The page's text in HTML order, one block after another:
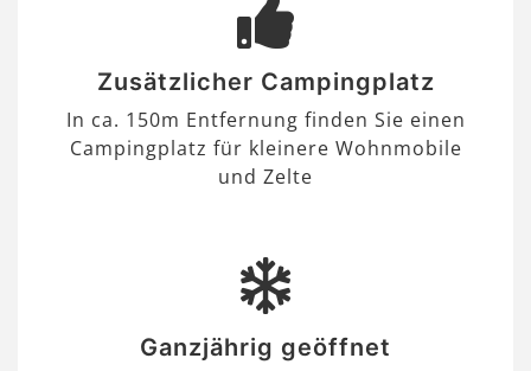
Zusätzlicher Campingplatz
In ca. 150m Entfernung finden Sie einen
Campingplatz für kleinere Wohnmobile
und Zelte
Ganzjährig geöffnet